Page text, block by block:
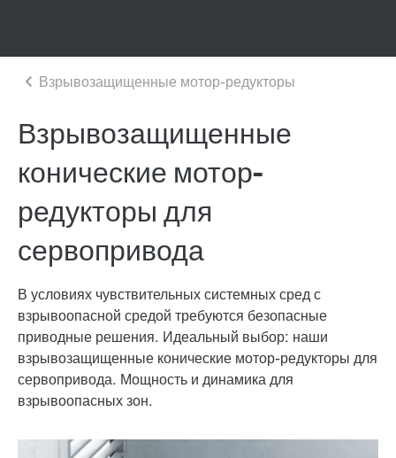
Взрывозащищенные
конические мотор-
редукторы для
сервопривода
В условиях чувствительных системных сред с
взрывоопасной средой требуются безопасные
приводные решения. Идеальный выбор: наши
взрывозащищенные конические мотор-редукторы для
сервопривода. Мощность и динамика для
взрывоопасных зон.